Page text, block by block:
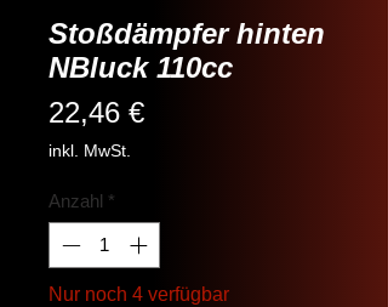
Stoßdämpfer hinten
NBluck 110cc
22,46 €Preis
inkl. MwSt.
Anzahl *
Nur noch 4 verfügbar